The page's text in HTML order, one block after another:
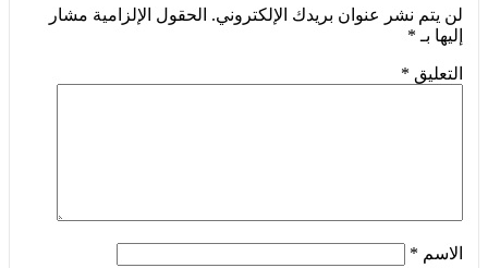
لن يتم نشر عنوان بريدك الإلكتروني. الحقول الإلزامية مشار
إليها بـ *
التعليق *
الاسم *